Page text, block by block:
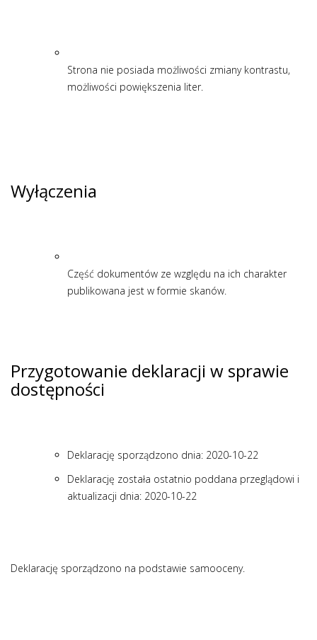
Strona nie posiada możliwości zmiany kontrastu,
możliwości powiększenia liter.
Wyłączenia
Część dokumentów ze względu na ich charakter
publikowana jest w formie skanów.
Przygotowanie deklaracji w sprawie
dostępności
Deklarację sporządzono dnia: 2020-10-22
Deklarację została ostatnio poddana przeglądowi i
aktualizacji dnia: 2020-10-22
Deklarację sporządzono na podstawie samooceny.